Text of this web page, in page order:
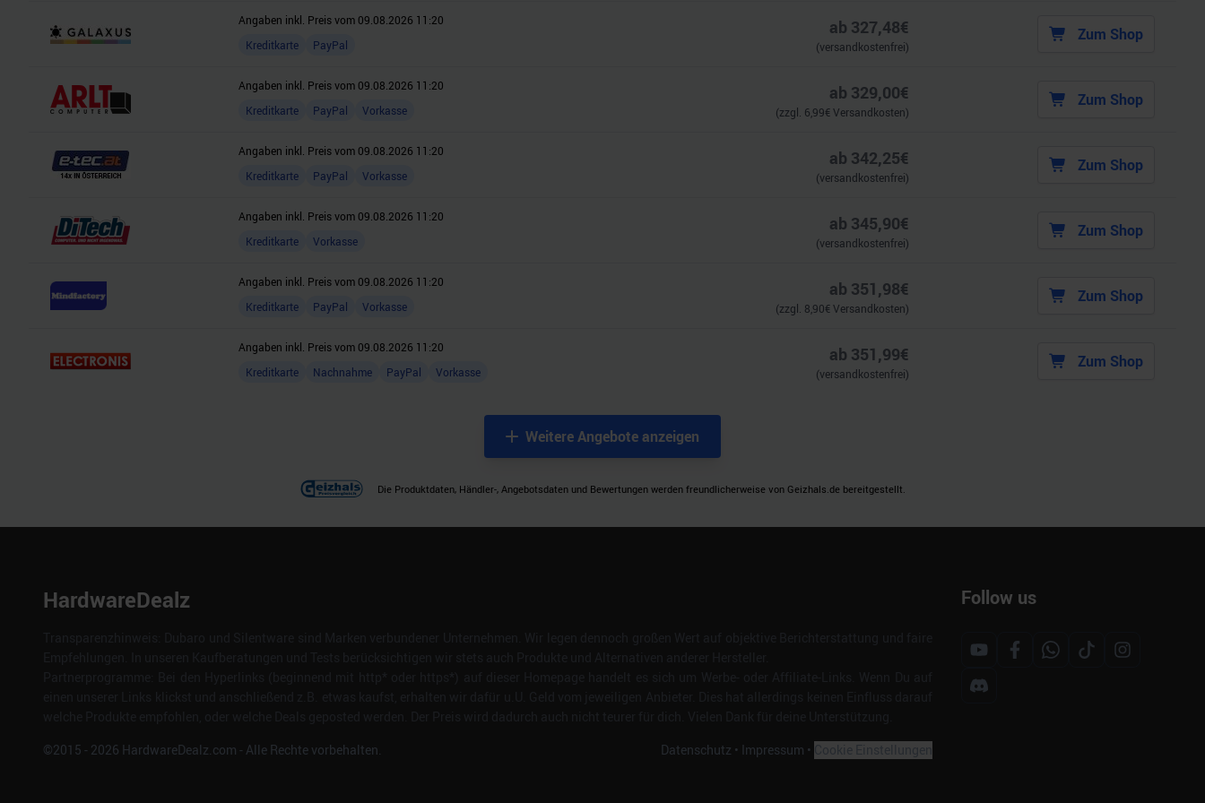
Angaben inkl. Preis vom 09.08.2026 11:20
Kreditkarte
PayPal
ab 327,48€
(versandkostenfrei)
Zum Shop
Angaben inkl. Preis vom 09.08.2026 11:20
Kreditkarte
PayPal Vorkasse
ab 329,00€
(zzgl. 6,99€ Versandkosten)
Zum Shop
Angaben inkl. Preis vom 09.08.2026 11:20
Kreditkarte
PayPal Vorkasse
ab 342,25€
(versandkostenfrei)
Zum Shop
Angaben inkl. Preis vom 09.08.2026 11:20
Kreditkarte
Vorkasse
ab 345,90€
(versandkostenfrei)
Zum Shop
Angaben inkl. Preis vom 09.08.2026 11:20
Kreditkarte
PayPal Vorkasse
ab 351,98€
(zzgl. 8,90€ Versandkosten)
Zum Shop
Angaben inkl. Preis vom 09.08.2026 11:20
Kreditkarte
Nachnahme PayPal Vorkasse
ab 351,99€
(versandkostenfrei)
Zum Shop
Weitere Angebote anzeigen
Die Produktdaten, Händler-, Angebotsdaten und Bewertungen werden freundlicherweise von Geizhals.de bereitgestellt.
HardwareDealz
©2015 - 2026 HardwareDealz.com - Alle Rechte vorbehalten. Datenschutz • Impressum •
Follow us